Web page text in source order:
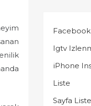
Igtv
iPhone
Liste
Sayfa